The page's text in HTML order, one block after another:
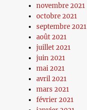
novembre 2021
octobre 2021
septembre 2021
août 2021
juillet 2021
juin 2021
mai 2021
avril 2021
mars 2021
février 2021